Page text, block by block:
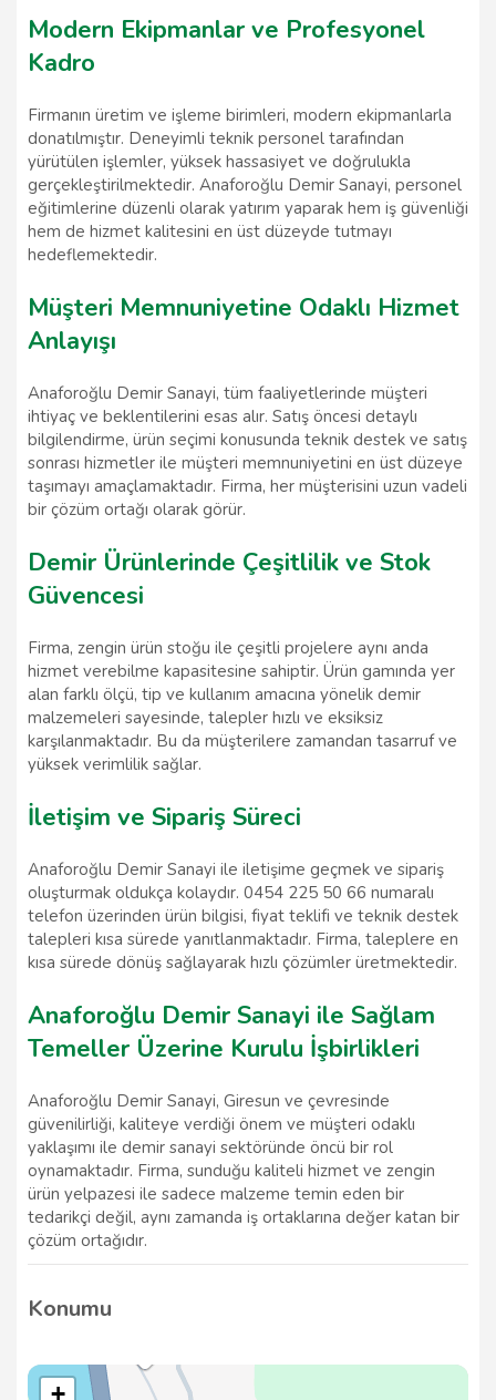
Modern Ekipmanlar ve Profesyonel
Kadro
Firmanın üretim ve işleme birimleri, modern ekipmanlarla
donatılmıştır. Deneyimli teknik personel tarafından
yürütülen işlemler, yüksek hassasiyet ve doğrulukla
gerçekleştirilmektedir. Anaforoğlu Demir Sanayi, personel
eğitimlerine düzenli olarak yatırım yaparak hem iş güvenliği
hem de hizmet kalitesini en üst düzeyde tutmayı
hedeflemektedir.
Müşteri Memnuniyetine Odaklı Hizmet
Anlayışı
Anaforoğlu Demir Sanayi, tüm faaliyetlerinde müşteri
ihtiyaç ve beklentilerini esas alır. Satış öncesi detaylı
bilgilendirme, ürün seçimi konusunda teknik destek ve satış
sonrası hizmetler ile müşteri memnuniyetini en üst düzeye
taşımayı amaçlamaktadır. Firma, her müşterisini uzun vadeli
bir çözüm ortağı olarak görür.
Demir Ürünlerinde Çeşitlilik ve Stok
Güvencesi
Firma, zengin ürün stoğu ile çeşitli projelere aynı anda
hizmet verebilme kapasitesine sahiptir. Ürün gamında yer
alan farklı ölçü, tip ve kullanım amacına yönelik demir
malzemeleri sayesinde, talepler hızlı ve eksiksiz
karşılanmaktadır. Bu da müşterilere zamandan tasarruf ve
yüksek verimlilik sağlar.
İletişim ve Sipariş Süreci
Anaforoğlu Demir Sanayi ile iletişime geçmek ve sipariş
oluşturmak oldukça kolaydır. 0454 225 50 66 numaralı
telefon üzerinden ürün bilgisi, fiyat teklifi ve teknik destek
talepleri kısa sürede yanıtlanmaktadır. Firma, taleplere en
kısa sürede dönüş sağlayarak hızlı çözümler üretmektedir.
Anaforoğlu Demir Sanayi ile Sağlam
Temeller Üzerine Kurulu İşbirlikleri
Anaforoğlu Demir Sanayi, Giresun ve çevresinde
güvenilirliği, kaliteye verdiği önem ve müşteri odaklı
yaklaşımı ile demir sanayi sektöründe öncü bir rol
oynamaktadır. Firma, sunduğu kaliteli hizmet ve zengin
ürün yelpazesi ile sadece malzeme temin eden bir
tedarikçi değil, aynı zamanda iş ortaklarına değer katan bir
çözüm ortağıdır.
Konumu
+